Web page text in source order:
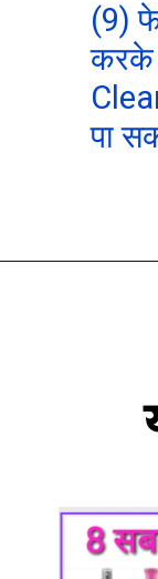
(9)
करके
पा